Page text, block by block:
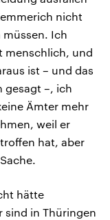
nicht
müssen. Ich
menschlich, und
ist – und das
gesagt –, ich
Ämter mehr
weil er
hat, aber
hätte
sind in Thüringen